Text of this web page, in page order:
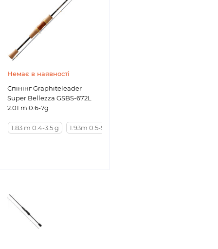
Немає в наявності
Спінінг Graphiteleader
Super Bellezza GSBS-672L
2.01 m 0.6-7g
1.83 m 0.4-3.5 g 1.93m 0.5-5g